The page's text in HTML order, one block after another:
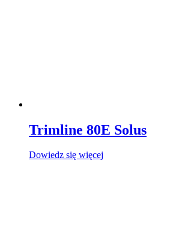
Trimline 80E Solus
Dowiedz się więcej